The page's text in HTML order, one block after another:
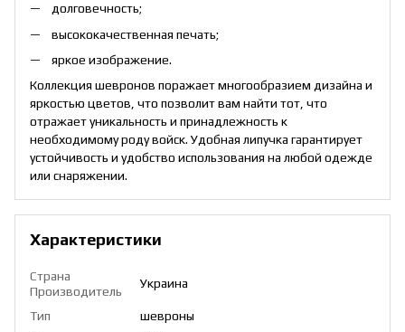
долговечность;
высококачественная печать;
яркое изображение.
Коллекция шевронов поражает многообразием дизайна и
яркостью цветов, что позволит вам найти тот, что
отражает уникальность и принадлежность к
необходимому роду войск. Удобная липучка гарантирует
устойчивость и удобство использования на любой одежде
или снаряжении.
Характеристики
Страна
Производитель
Украина
Тип
шевроны